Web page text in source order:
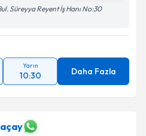
Süreyya Reyent İş Hanı No:30
Yarın
10:30 Daha Fazla